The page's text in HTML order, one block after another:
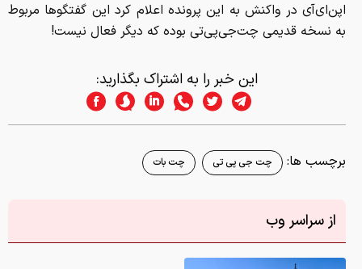
اپن‌ای‌آی در واکنش به این پرونده اعلام کرد این گفتگوها مربوط
به نسخه قدیمی چت‌جی‌پی‌تی بوده که دیگر فعال نیست!
این خبر را به اشتراک بگذارید:
برچسب ها: چت جی پی تی چت بات
از سراسر وب